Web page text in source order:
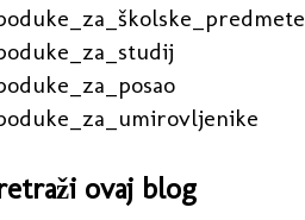
ovaj blog